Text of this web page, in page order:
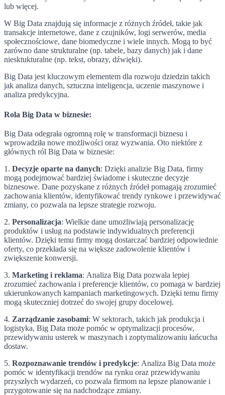
lub więcej.
W Big Data znajdują się informacje z różnych źródeł, takie jak
transakcje internetowe, dane z czujników, logi serwerów, media
społecznościowe, dane biomedyczne i wiele innych. Mogą to być
zarówno dane strukturalne (np. tabele, bazy danych) jak i dane
niesktukturalne (np. tekst, obrazy, dźwięki).
Big Data jest kluczowym elementem dla rozwoju dziedzin takich
jak analiza danych, sztuczna inteligencja, uczenie maszynowe i
analiza predykcyjna.
Rola Big Data w biznesie:
Big Data odegrała ogromną rolę w transformacji biznesu i
wprowadziła nowe możliwości oraz wyzwania. Oto niektóre z
głównych ról Big Data w biznesie:
1. Decyzje oparte na danych: Dzięki analizie Big Data, firmy
mogą podejmować bardziej świadome i skuteczne decyzje
biznesowe. Dane pozyskane z różnych źródeł pomagają zrozumieć
zachowania klientów, identyfikować trendy rynkowe i przewidywać
zmiany, co pozwala na lepsze strategie rozwoju.
2. Personalizacja: Wielkie dane umożliwiają personalizację
produktów i usług na podstawie indywidualnych preferencji
klientów. Dzięki temu firmy mogą dostarczać bardziej odpowiednie
oferty, co przekłada się na większe zadowolenie klientów i
zwiększenie konwersji.
3. Marketing i reklama: Analiza Big Data pozwala lepiej
zrozumieć zachowania i preferencje klientów, co pomaga w bardziej
ukierunkowanych kampaniach marketingowych. Dzięki temu firmy
mogą skuteczniej dotrzeć do swojej grupy docelowej.
4. Zarządzanie zasobami: W sektorach, takich jak produkcja i
logistyka, Big Data może pomóc w optymalizacji procesów,
przewidywaniu usterek w maszynach i zoptymalizowaniu łańcucha
dostaw.
5. Rozpoznawanie trendów i predykcje: Analiza Big Data może
pomóc w identyfikacji trendów na rynku oraz przewidywaniu
przyszłych wydarzeń, co pozwala firmom na lepsze planowanie i
przygotowanie się na nadchodzące zmiany.